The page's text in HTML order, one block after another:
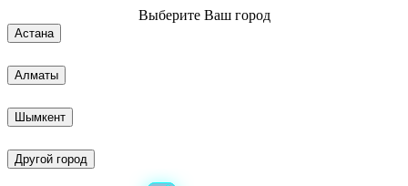
Выберите Ваш город
Астана
Алматы
Шымкент
Другой город